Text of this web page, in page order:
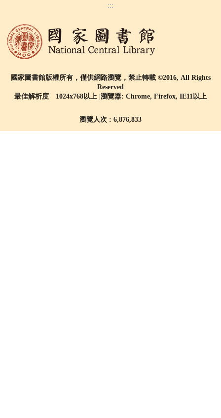
:::
國家圖書館版權所有，僅供網路瀏覽，禁止轉載 ©2016, All Rights
Reserved
最佳解析度 1024x768以上 |瀏覽器: Chrome, Firefox, IE11以上
瀏覽人次 : 6,876,833